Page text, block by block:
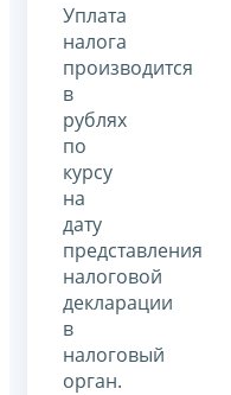
Уплата
налога
производится
в
рублях
по
курсу
на
дату
представления
налоговой
декларации
в
налоговый
орган.